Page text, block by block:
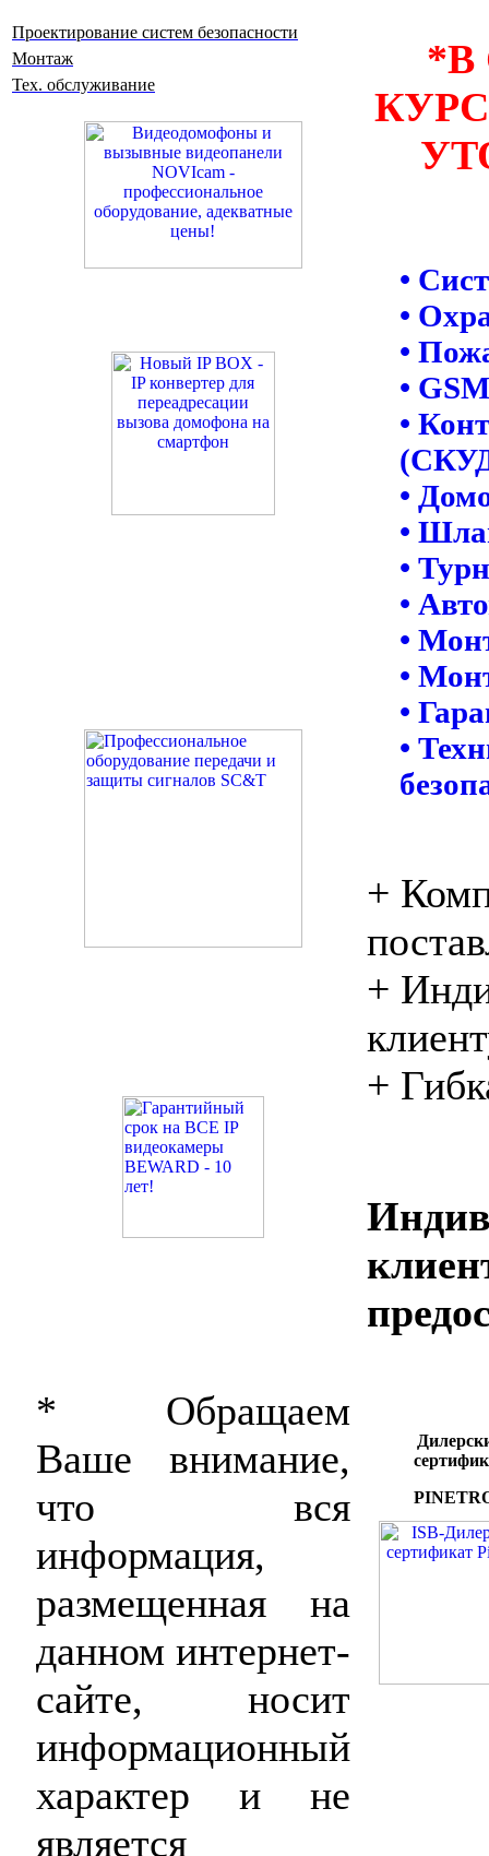
Проектирование систем безопасности
Монтаж
Тех. обслуживание
* Обращаем
Ваше внимание,
что вся
информация,
размещенная на
данном интернет-
сайте, носит
информационный
характер и не
является
*В
•
•
•
•
•
•
•
•
•
•
•
•
•
+
+
+